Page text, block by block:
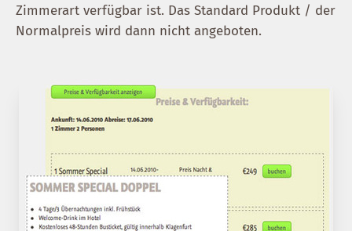
Zimmerart verfügbar ist. Das Standard Produkt / der
Normalpreis wird dann nicht angeboten.